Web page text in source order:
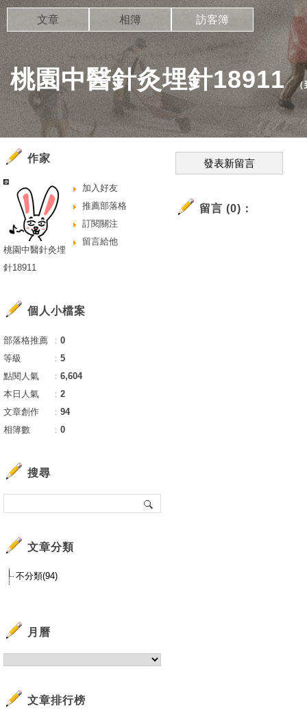
桃園中醫針灸埋針18911（
文章 相簿 訪客簿
發表新留言
留言 (0)：
作家
加入好友
推薦部落格
訂閱關注
留言給他
桃園中醫針灸埋
針18911
個人小檔案
部落格推薦 ： 0
等級
： 5
點閱人氣
： 6,604
本日人氣
： 2
文章創作
： 94
相簿數
： 0
搜尋
文章分類
不分類(94)
月曆
文章排行榜